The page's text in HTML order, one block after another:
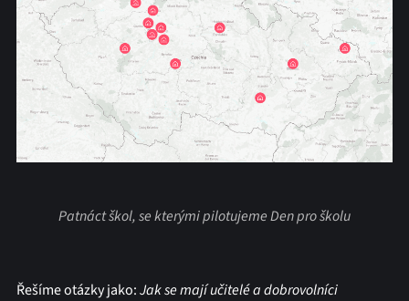
Patnáct škol, se kterými pilotujeme Den pro školu
Řešíme otázky jako:Jak se mají učitelé a dobrovolníci